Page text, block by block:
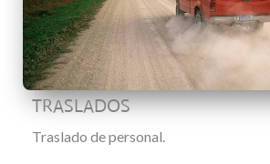
TRASLADOS
Traslado de personal.